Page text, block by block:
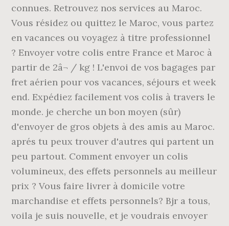
connues. Retrouvez nos services au Maroc.
Vous résidez ou quittez le Maroc, vous partez
en vacances ou voyagez à titre professionnel
? Envoyer votre colis entre France et Maroc à
partir de 2â¬ / kg ! L'envoi de vos bagages par
fret aérien pour vos vacances, séjours et week
end. Expédiez facilement vos colis à travers le
monde. je cherche un bon moyen (sûr)
d'envoyer de gros objets à des amis au Maroc.
aprés tu peux trouver d'autres qui partent un
peu partout. Comment envoyer un colis
volumineux, des effets personnels au meilleur
prix ? Vous faire livrer à domicile votre
marchandise et effets personnels? Bjr a tous,
voila je suis nouvelle, et je voudrais envoyer